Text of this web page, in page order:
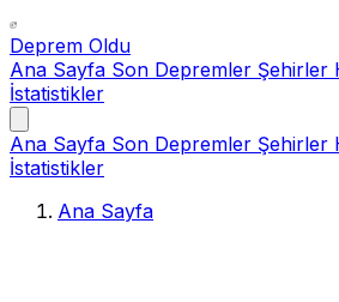
Deprem Oldu
Ana Sayfa Son Depremler Şehirler
İstatistikler
Ana Sayfa Son Depremler Şehirler
İstatistikler
Ana Sayfa